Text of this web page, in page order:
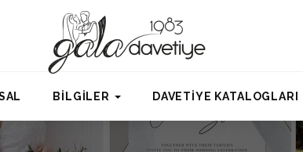
BİLGİLER DAVETİYE KATALOGLARI